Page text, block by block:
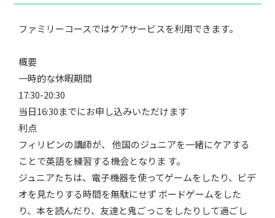
ファミリーコースではケアサービスを利用できます。
概要
一時的な休暇期間
17:30-20:30
当日16:30までにお申し込みいただけます
利点
フィリピンの講師が、 他国のジュニアを一緒にケアする
ことで英語を練習する機会となりま す。
ジュニアたちは、電子機器を使ってゲームをしたり、ビデ
オを見たりする時間を無駄にせず ボードゲームをした
り、本を読んだり、友達と鬼ごっこをしたりして過ごし